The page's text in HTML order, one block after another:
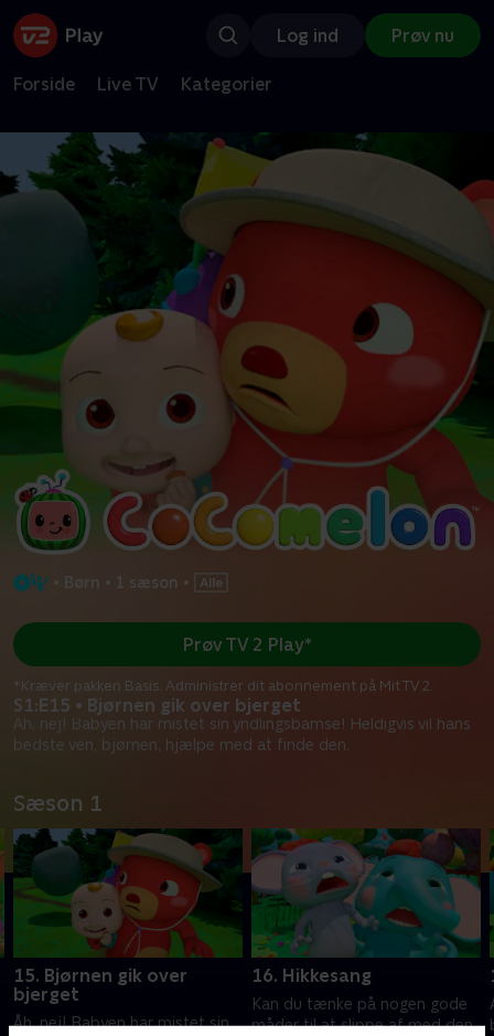
Log ind Prøv nu
Forside Live TV Kategorier
• Børn • 1 sæson •
S1:E15 • Bjørnen gik over bjerget
Åh, nej! Babyen har mistet sin yndlingsbamse! Heldigvis vil hans
bedste ven, bjørnen, hjælpe med at finde den.
Prøv TV 2 Play*
*Kræver pakken Basis. Administrer dit abonnement på Mit TV 2.
Sæson 1
15. Bjørnen gik over
bjerget
Åh, nej! Babyen har mistet sin
16. Hikkesang
Kan du tænke på nogen gode
måder til at slippe af med den